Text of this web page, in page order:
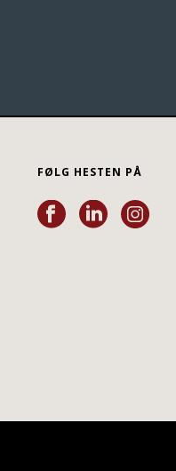
FØLG HESTEN PÅ